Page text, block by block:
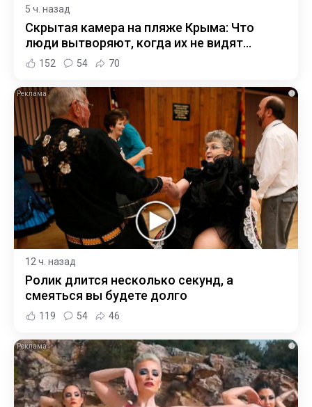
5 ч. назад
Скрытая камера на пляже Крыма: Что
люди вытворяют, когда их не видят...
152 54 70
i
12 ч. назад
Ролик длится несколько секунд, а
смеяться вы будете долго
119 54 46
i